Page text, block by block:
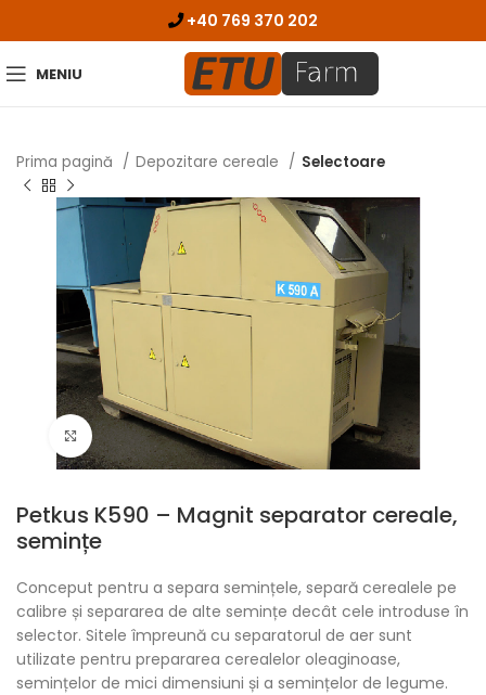
+40 769 370 202
MENIU
Prima pagină Depozitare cereale Selectoare
Click pentru zoom
Petkus K590 – Magnit separator cereale,
semințe
Conceput pentru a separa semințele, separă cerealele pe
calibre și separarea de alte semințe decât cele introduse în
selector. Sitele împreună cu separatorul de aer sunt
utilizate pentru prepararea cerealelor oleaginoase,
semințelor de mici dimensiuni și a semințelor de legume.